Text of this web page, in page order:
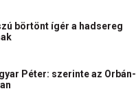
börtönt ígér a hadsereg
Péter: szerinte az Orbán-